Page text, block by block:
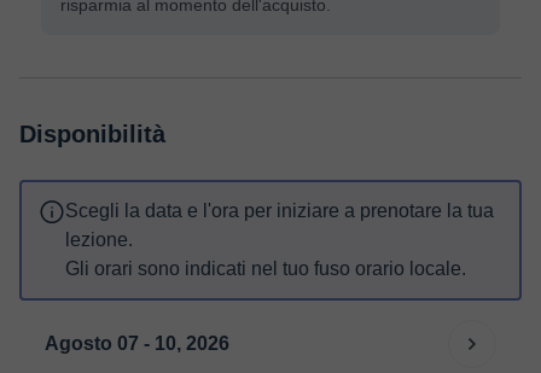
risparmia al momento dell'acquisto.
Disponibilità
Scegli la data e l'ora per iniziare a prenotare la tua
lezione.
Gli orari sono indicati nel tuo fuso orario locale.
Agosto 07 - 10, 2026